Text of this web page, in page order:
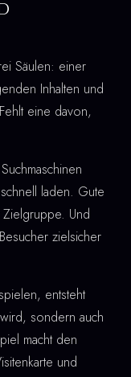
Säulen: einer
Inhalten und
eine davon,
laden. Gute
Und
zielsicher
entsteht
sondern auch
macht den
und